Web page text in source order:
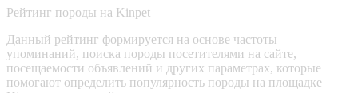
Рейтинг породы на Kinpet
Данный рейтинг формируется на основе частоты
упоминаний, поиска породы посетителями на сайте,
посещаемости объявлений и других параметрах, которые
помогают определить популярность породы на площадке